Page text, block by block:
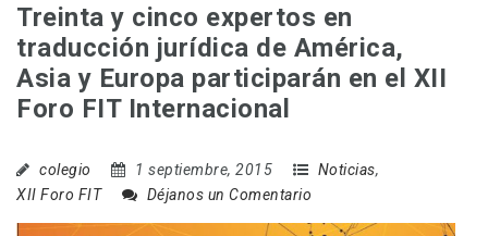
Treinta y cinco expertos en
traducción jurídica de América,
Asia y Europa participarán en el XII
Foro FIT Internacional
colegio 1 septiembre, 2015 Noticias,
XII Foro FIT
Déjanos un Comentario